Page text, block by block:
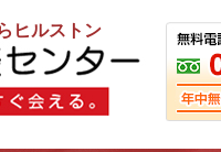
ヒルストン